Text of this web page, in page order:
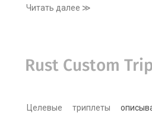
Читать далее ≫
Rust Custom
Целевые триплеты